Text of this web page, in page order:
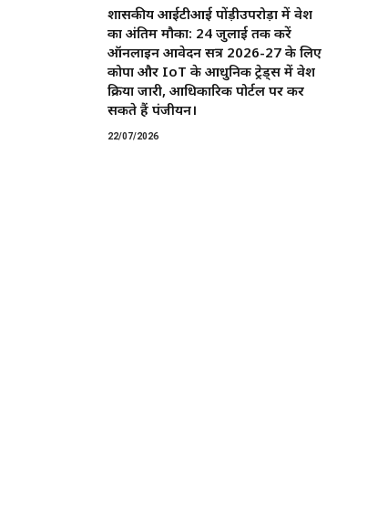
शासकीय आईटीआई पोंड़ीउपरोड़ा में प्रवेश
का अंतिम मौका: 24 जुलाई तक करें
ऑनलाइन आवेदन सत्र 2026-27 के लिए
कोपा और IoT के आधुनिक ट्रेड्स में प्रवेश
प्रक्रिया जारी, आधिकारिक पोर्टल पर कर
सकते हैं पंजीयन।
22/07/2026